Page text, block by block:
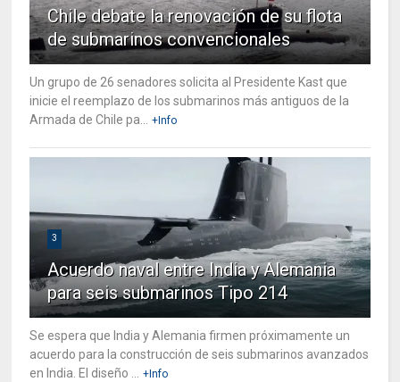
Chile debate la renovación de su flota
de submarinos convencionales
Un grupo de 26 senadores solicita al Presidente Kast que
inicie el reemplazo de los submarinos más antiguos de la
Armada de Chile pa... +Info
3
Acuerdo naval entre India y Alemania
para seis submarinos Tipo 214
Se espera que India y Alemania firmen próximamente un
acuerdo para la construcción de seis submarinos avanzados
en India. El diseño ... +Info